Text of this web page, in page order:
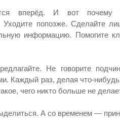
вперёд. И вот почему
попозже. Сделайте
информацию. Помогите
Не говорите
Каждый раз, делая что-
чего никто больше не
А со временем —